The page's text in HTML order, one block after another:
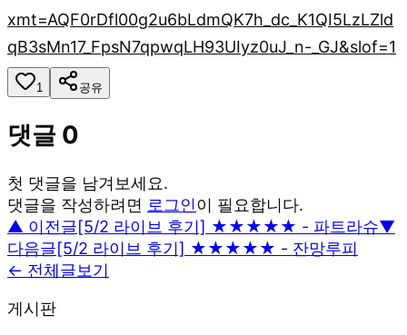
xmt=AQF0rDfl00g2u6bLdmQK7h_dc_K1QI5LzLZld
qB3sMn17_FpsN7qpwqLH93UIyz0uJ_n-_GJ&slof=1
1 공유
댓글 0
첫 댓글을 남겨보세요.
댓글을 작성하려면 로그인이 필요합니다.
▲ 이전글[5/2 라이브 후기] ★★★★★ - 파트라슈▼
다음글[5/2 라이브 후기] ★★★★★ - 잔망루피
← 전체글보기
게시판